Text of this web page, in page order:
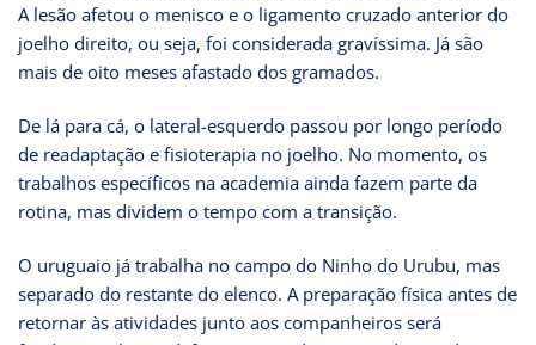
A lesão afetou o menisco e o ligamento cruzado anterior do
joelho direito, ou seja, foi considerada gravíssima. Já são
mais de oito meses afastado dos gramados.
De lá para cá, o lateral-esquerdo passou por longo período
de readaptação e fisioterapia no joelho. No momento, os
trabalhos específicos na academia ainda fazem parte da
rotina, mas dividem o tempo com a transição.
O uruguaio já trabalha no campo do Ninho do Urubu, mas
separado do restante do elenco. A preparação física antes de
retornar às atividades junto aos companheiros será